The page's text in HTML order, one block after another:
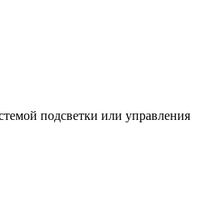
подсветки или управления